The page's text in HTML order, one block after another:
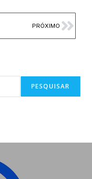
PRÓXIMO
PESQUISAR